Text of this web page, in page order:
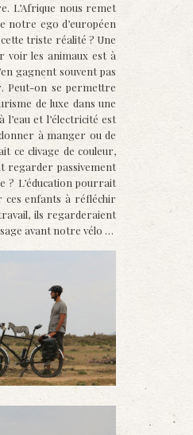
L’Afrique nous remet
notre ego d’européen
triste réalité ? Une
voir les animaux est à
gagnent souvent pas
Peut-on se permettre
de luxe dans une
l’eau et l’électricité est
à manger ou de
ce clivage de couleur,
regarder passivement
? L’éducation pourrait
ces enfants à réfléchir
ils regarderaient
avant notre vélo …